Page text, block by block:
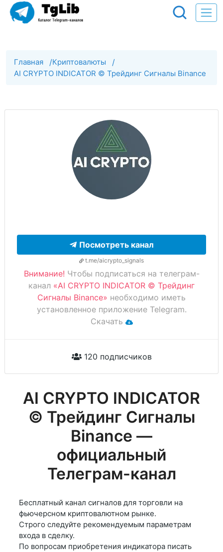
Главная /Криптовалюты /
AI CRYPTO INDICATOR © Трейдинг Сигналы Binance
Посмотреть канал
t.me/aicrypto_signals
Внимание! Чтобы подписаться на телеграм-
канал «AI CRYPTO INDICATOR © Трейдинг
Сигналы Binance» необходимо иметь
установленное приложение Telegram.
Скачать
120 подписчиков
AI CRYPTO INDICATOR
© Трейдинг Сигналы
Binance —
официальный
Телеграм-канал
Бесплатный канал сигналов для торговли на
фьючерсном криптовалютном рынке.
Строго следуйте рекомендуемым параметрам
входа в сделку.
По вопросам приобретения индикатора писать